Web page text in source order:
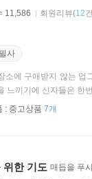
11,586
회원리뷰(12
사
소에 구애받지 않는 업
느끼기에 신자들은 한
: 중고상품 7개
위한 기도 매듭을 푸